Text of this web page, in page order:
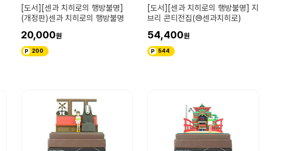
[도서][센과 치히로의 행방불명]
(개정판)센과 치히로의 행방불명
20,000
200
[도서][센과 치히로의 행방불명] 지
브리 콘티전집(⑬센과치히로)
54,400
544